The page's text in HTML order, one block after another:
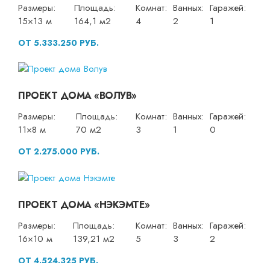
Размеры:
15×13 м
Площадь:
164,1 м2
Комнат:
4
Ванных:
2
Гаражей:
1
ОТ 5.333.250 РУБ.
ПРОЕКТ ДОМА «ВОЛУВ»
Размеры:
11×8 м
Площадь:
70 м2
Комнат:
3
Ванных:
1
Гаражей:
0
ОТ 2.275.000 РУБ.
ПРОЕКТ ДОМА «НЭКЭМТЕ»
Размеры:
16×10 м
Площадь:
139,21 м2
Комнат:
5
Ванных:
3
Гаражей:
2
ОТ 4.524.325 РУБ.